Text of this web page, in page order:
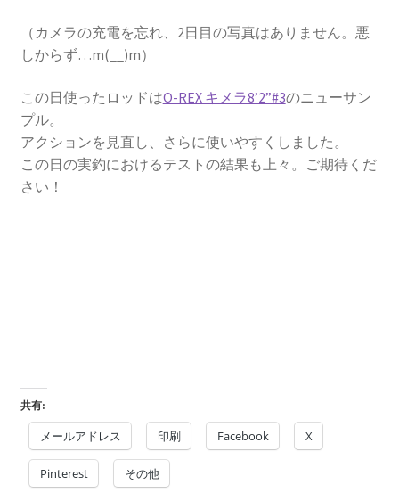
（カメラの充電を忘れ、2日目の写真はありません。悪
しからず…m(__)m）
この日使ったロッドはO-REX キメラ8’2”#3のニューサン
プル。
アクションを見直し、さらに使いやすくしました。
この日の実釣におけるテストの結果も上々。ご期待くだ
さい！
共有:
メールアドレス 印刷 Facebook X
Pinterest その他